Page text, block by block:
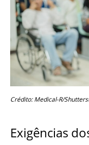
Crédito: Medical-R/
Exigências